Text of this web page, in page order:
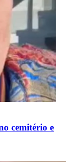
cemitério e